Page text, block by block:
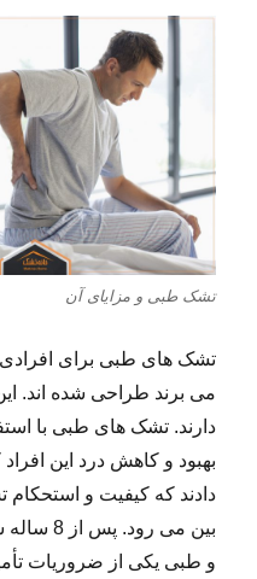
تشک طبی و مزایای آن
تشک های طبی برای
می برند طراحی شده اند.
دارند. تشک های طبی با
بهبود و کاهش درد این
بین می رود. پس از 8 ساله شدن
و طبی یکی از ضروریات